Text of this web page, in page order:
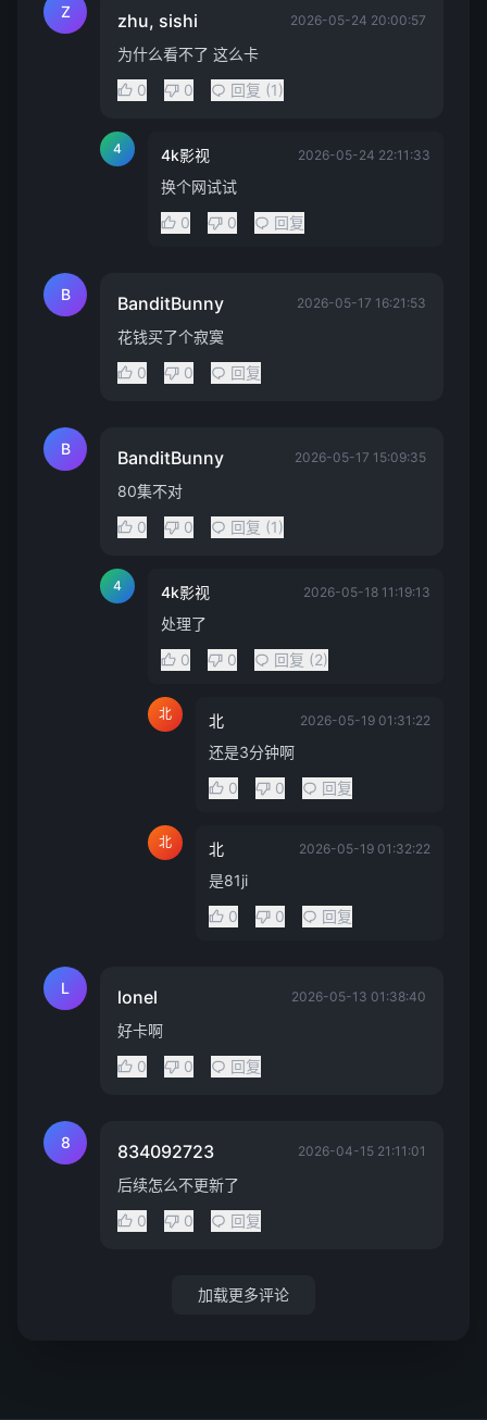
Z zhu, sishi 2026-05-24 20:00:57
为什么看不了 这么卡
0
0 回复 (1)
4 4k影视 2026-05-24 22:11:33
换个网试试
0
0 回复
B BanditBunny 2026-05-17 16:21:53
花钱买了个寂寞
0
0 回复
B BanditBunny 2026-05-17 15:09:35
80集不对
0
0 回复 (1)
4 4k影视 2026-05-18 11:19:13
处理了
0
0 回复 (2)
北 北 2026-05-19 01:31:22
还是3分钟啊
0
0 回复
北 北 2026-05-19 01:32:22
是81ji
0
0 回复
L lonel 2026-05-13 01:38:40
好卡啊
0
0 回复
8 834092723 2026-04-15 21:11:01
后续怎么不更新了
0
0 回复
加载更多评论